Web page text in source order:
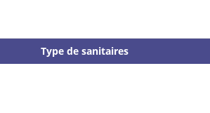
Type de sanitaires